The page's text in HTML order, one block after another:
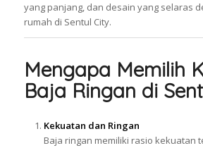
yang panjang, dan desain yang selaras
rumah di Sentul City.
Mengapa Memilih
Baja Ringan di
Kekuatan dan Ringan
Baja ringan memiliki rasio kekuatan